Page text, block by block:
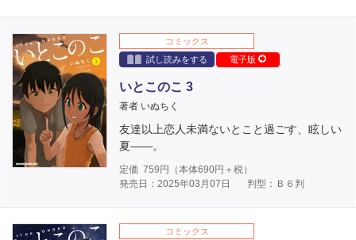
コミックス
試し読みをする
電子版
いとこのこ 3
著者 いぬちく
友達以上恋人未満ないとこと過ごす、眩しい
夏――。
定価 759 円（本体690円＋税）
発売日：2025年03月07日
判型：Ｂ６判
コミックス